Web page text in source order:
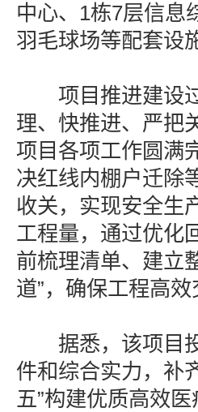
中心、1栋7层信息
羽毛球场等配套设
项目推进建设过
理、快推进、严把
项目各项工作圆满
决红线内棚户迁除
收关，实现安全生
工程量，通过优化
前梳理清单、建立
道”，确保工程高效
据悉，该项目投
件和综合实力，补
五”构建优质高效